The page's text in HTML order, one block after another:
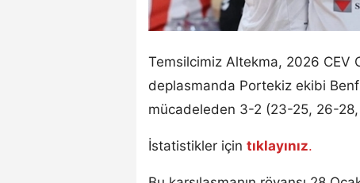
Temsilcimiz Altekma, 2026 CEV
deplasmanda Portekiz ekibi
mücadeleden 3-2 (23-25, 26-28,
İstatistikler için tıklayınız.